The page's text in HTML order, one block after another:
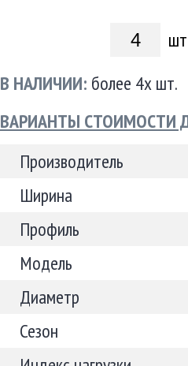
шт
В НАЛИЧИИ: более 4х шт.
ВАРИАНТЫ СТОИМОСТИ
Производитель
Ширина
Профиль
Модель
Диаметр
Сезон